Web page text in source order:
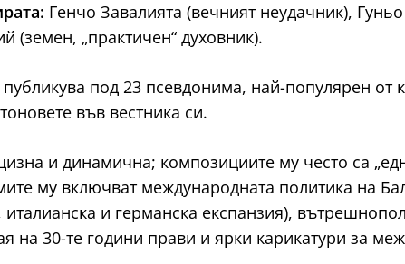
Генчо Завалията (вечният неудачник),
(земен, „практичен“ духовник).
публикува под 23 псевдонима, най-популярен
във вестника си.
и динамична; композициите му често са
му включват международната политика на
и германска експанзия),
на 30-те години прави и ярки карикатури за